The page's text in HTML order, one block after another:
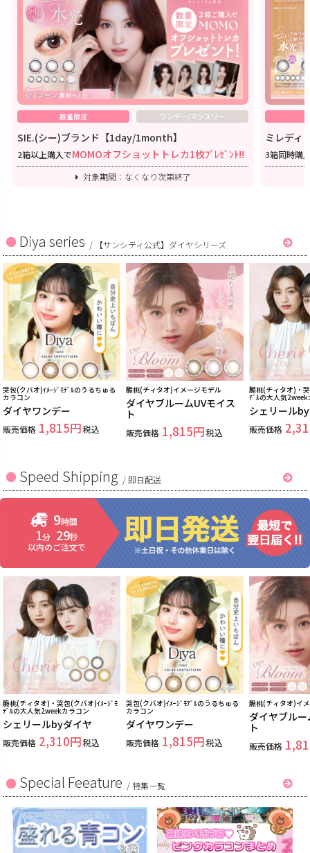
数量限定 ワンデー/マンスリー
SIE.(シー)ブランド【1day/1month】
2箱以上購入でMOMOオフショットトレカ1枚ﾌﾟﾚｾﾞﾝﾄ!!
対象期間：なくなり次第終了
ミレディ
3箱同時購
Diya series / 【サンシティ公式】ダイヤシリーズ
哭包(クバオ)ｲﾒｰｼﾞﾓﾃﾞﾙのうるちゅる
カラコン
ダイヤワンデー
販売価格 1,815 税込
脆桃(チィタオ)イメージモデル
ダイヤブルームUVモイス
ト
販売価格 1,815 税込
脆桃(チィタオ)・
ﾃﾞﾙの大人気2week
シェリール
販売価格
Speed Shipping / 即日配送
9時間
1分 26秒
以内のご注文で
脆桃(チィタオ)・哭包(クバオ)ｲﾒｰｼﾞﾓ
ﾃﾞﾙの大人気2weekカラコン
シェリールbyダイヤ
販売価格 2,310 税込
哭包(クバオ)ｲﾒｰｼﾞﾓﾃﾞﾙのうるちゅる
カラコン
ダイヤワンデー
販売価格 1,815 税込
脆桃(チィタオ)イ
ダイヤブル
ト
販売価格
Special Feeature /特集一覧